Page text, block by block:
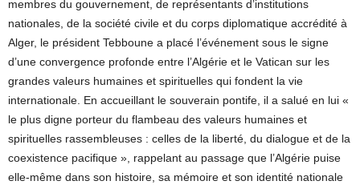
membres du gouvernement, de représentants d’institutions
nationales, de la société civile et du corps diplomatique accrédité à
Alger, le président Tebboune a placé l’événement sous le signe
d’une convergence profonde entre l’Algérie et le Vatican sur les
grandes valeurs humaines et spirituelles qui fondent la vie
internationale. En accueillant le souverain pontife, il a salué en lui «
le plus digne porteur du flambeau des valeurs humaines et
spirituelles rassembleuses : celles de la liberté, du dialogue et de la
coexistence pacifique », rappelant au passage que l’Algérie puise
elle-même dans son histoire, sa mémoire et son identité nationale